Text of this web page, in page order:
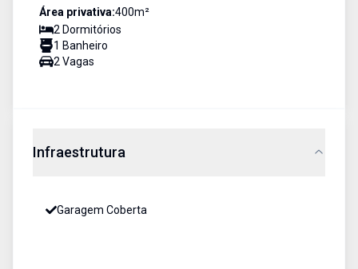
Área privativa:400m²
2 Dormitórios
1 Banheiro
2 Vagas
Infraestrutura
Garagem Coberta